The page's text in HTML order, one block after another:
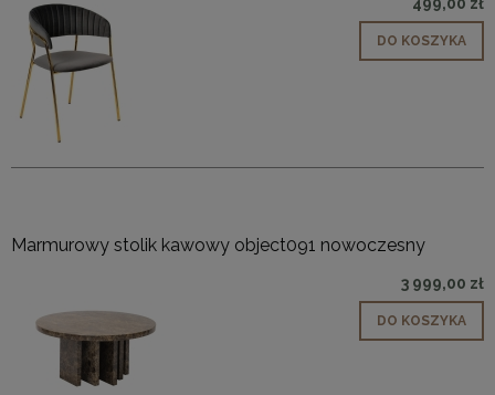
499,00 zł
DO KOSZYKA
Marmurowy stolik kawowy object091 nowoczesny
3 999,00 zł
DO KOSZYKA